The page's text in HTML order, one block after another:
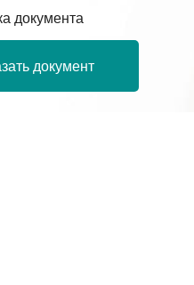
документа
документ